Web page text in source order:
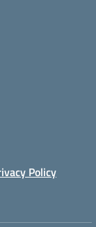
Policy